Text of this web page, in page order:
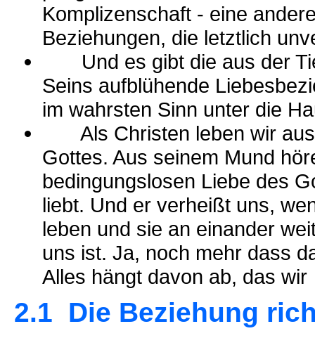
Komplizenschaft - eine
Beziehungen, die letztlich
Und es gibt die aus der
Seins aufblühende
im wahrsten Sinn unter die
Als Christen leben wir aus
Gottes. Aus seinem Mund
bedingungslosen Liebe des
liebt. Und er verheißt uns,
leben und sie an einander
uns ist. Ja, noch mehr dass
Alles hängt davon ab, das wir
2.1 Die Beziehung